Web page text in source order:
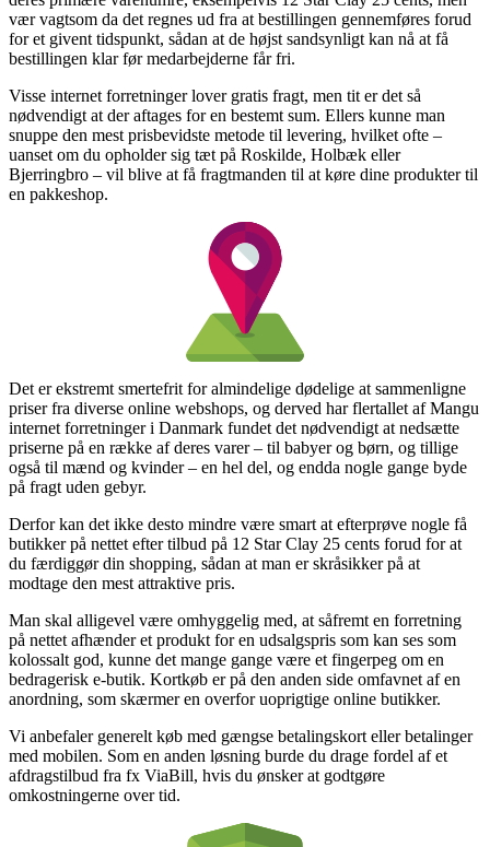
vær vagtsom da det regnes ud fra at bestillingen gennemføres forud
for et givent tidspunkt, sådan at de højst sandsynligt kan nå at få
bestillingen klar før medarbejderne får fri.
Visse internet forretninger lover gratis fragt, men tit er det så
nødvendigt at der aftages for en bestemt sum. Ellers kunne man
snuppe den mest prisbevidste metode til levering, hvilket ofte –
uanset om du opholder sig tæt på Roskilde, Holbæk eller
Bjerringbro – vil blive at få fragtmanden til at køre dine produkter til
en pakkeshop.
Det er ekstremt smertefrit for almindelige dødelige at sammenligne
priser fra diverse online webshops, og derved har flertallet af Mangu
internet forretninger i Danmark fundet det nødvendigt at nedsætte
priserne på en række af deres varer – til babyer og børn, og tillige
også til mænd og kvinder – en hel del, og endda nogle gange byde
på fragt uden gebyr.
Derfor kan det ikke desto mindre være smart at efterprøve nogle få
butikker på nettet efter tilbud på 12 Star Clay 25 cents forud for at
du færdiggør din shopping, sådan at man er skråsikker på at
modtage den mest attraktive pris.
Man skal alligevel være omhyggelig med, at såfremt en forretning
på nettet afhænder et produkt for en udsalgspris som kan ses som
kolossalt god, kunne det mange gange være et fingerpeg om en
bedragerisk e-butik. Kortkøb er på den anden side omfavnet af en
anordning, som skærmer en overfor uoprigtige online butikker.
Vi anbefaler generelt køb med gængse betalingskort eller betalinger
med mobilen. Som en anden løsning burde du drage fordel af et
afdragstilbud fra fx ViaBill, hvis du ønsker at godtgøre
omkostningerne over tid.